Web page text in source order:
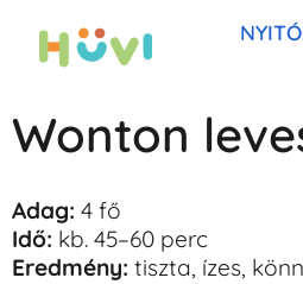
Skip
content
Wonton
Adag: 4 fő
Idő: kb. 45–60 perc
Eredmény: tiszta, ízes,